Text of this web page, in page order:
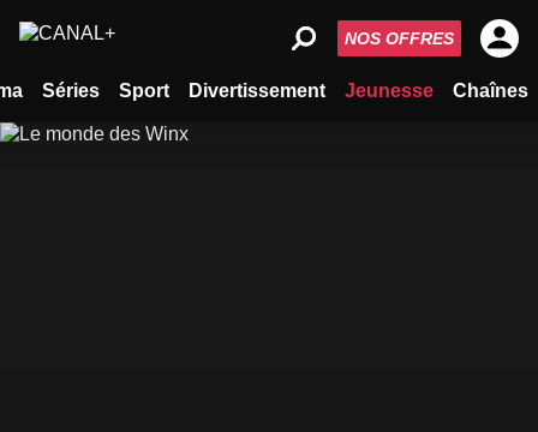
Séries Sport Divertissement Jeunesse Chaînes
NOS OFFRES